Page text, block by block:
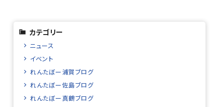
カテゴリー
ニュース
イベント
れんたぼー浦賀ブログ
れんたぼー佐島ブログ
れんたぼー真鶴ブログ